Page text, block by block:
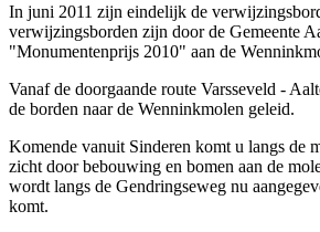
In juni 2011 zijn eindelijk de
verwijzingsborden zijn door de Gemeente
"Monumentenprijs 2010" aan de
Vanaf de doorgaande route Varsseveld -
de borden naar de Wenninkmolen geleid.
Komende vanuit Sinderen komt u langs de
zicht door bebouwing en bomen aan de
wordt langs de Gendringseweg nu
komt.